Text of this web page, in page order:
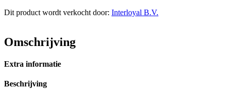
Dit product wordt verkocht door: Interloyal B.V.
Omschrijving
Extra informatie
Beschrijving